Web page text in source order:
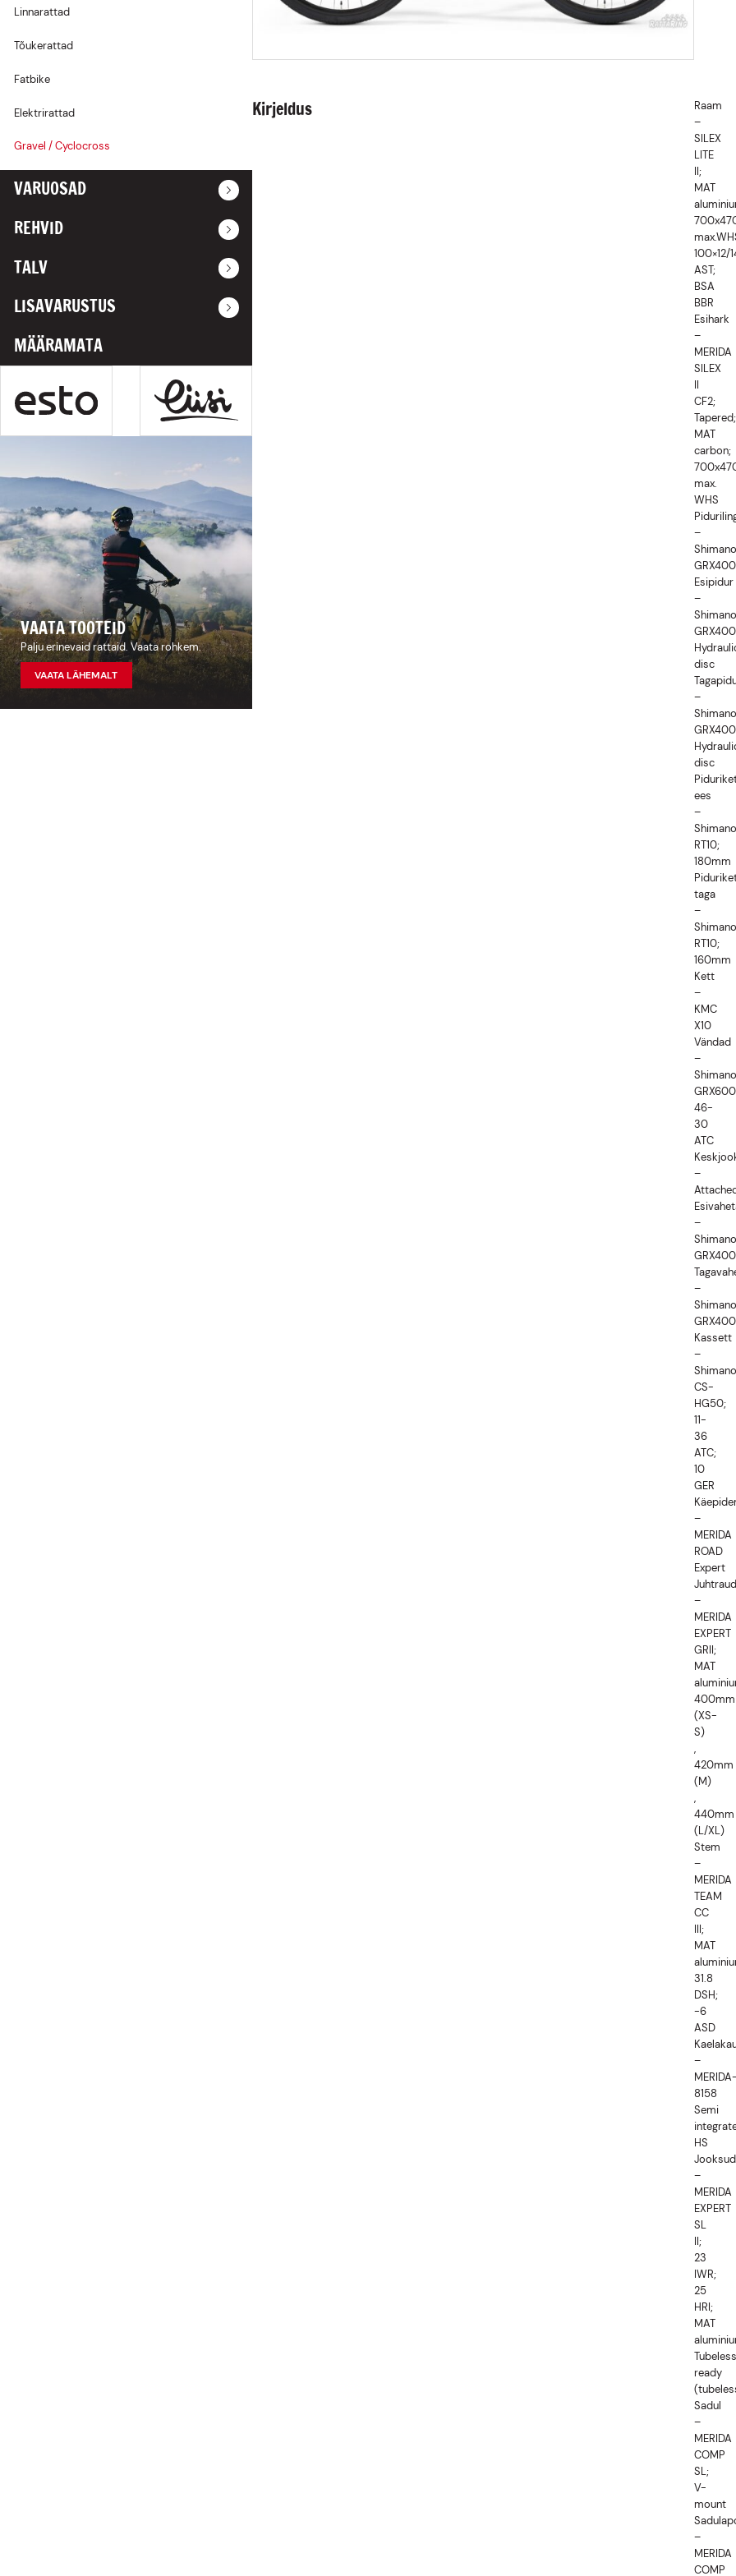
Rattariided
Linnarattad
Tõukerattad
Fatbike
Elektrirattad
Gravel / Cyclocross
VARUOSAD
REHVID
TALV
LISAVARUSTUS
MÄÄRAMATA
VAATA TOOTEID
Palju erinevaid rattaid. Vaata rohkem.
VAATA LÄHEMALT
Kirjeldus
Raam
–
SILEX
LITE
II;
MAT
100×12/
AST;
BSA
BBR
Esihark
–
MERIDA
SILEX
II
CF2;
Tapered;
MAT
carbon;
max.
WHS
–
Shimano
GRX400
Esipidur
–
Shimano
disc
–
Shimano
disc
ees
–
Shimano
RT10;
180mm
taga
–
Shimano
RT10;
160mm
Kett
–
KMC
X10
Vändad
–
Shimano
46-
30
ATC
–
–
Shimano
GRX400
–
Shimano
GRX400
Kassett
–
Shimano
CS-
HG50;
11-
36
ATC;
10
GER
–
MERIDA
ROAD
Expert
Juhtraud
–
MERIDA
EXPERT
GRII;
MAT
400mm
(XS-
S)
,
420mm
(M)
,
440mm
(L/XL)
Stem
–
MERIDA
TEAM
CC
III;
MAT
31.8
DSH;
-6
ASD
–
MERIDA-
8158
Semi
HS
Jooksud
–
MERIDA
EXPERT
SL
II;
23
IWR;
25
HRI;
MAT
Tubeless
ready
Sadul
–
MERIDA
COMP
SL;
V-
mount
–
MERIDA
COMP